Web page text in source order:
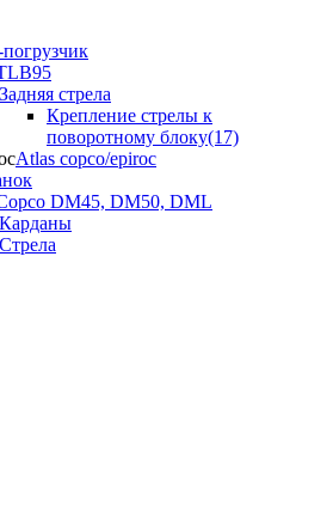
Задняя стрела
Крепление стрелы к
поворотному блоку(17)
Atlas copco/epiroc
DM45, DM50, DML
Карданы
Стрела